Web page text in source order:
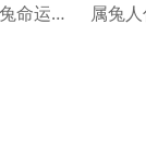
1999生肖兔命运怎么样 1999属兔人···